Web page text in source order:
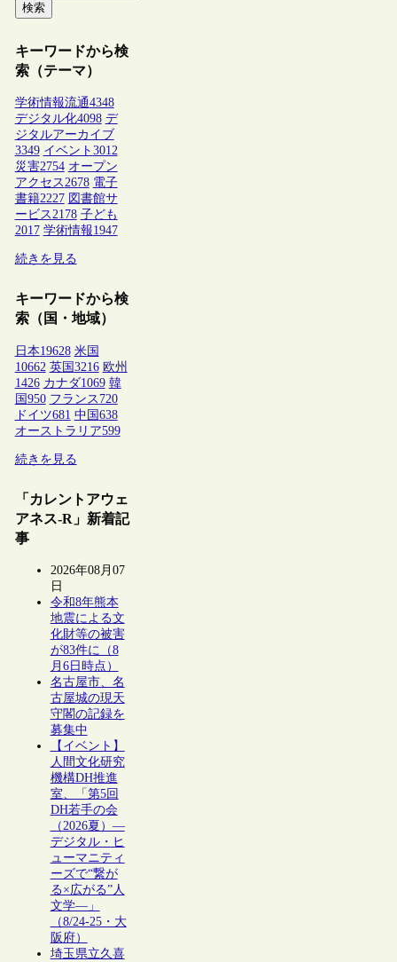
検索
キーワードから検
索（テーマ）
学術情報流通4348
デジタル化4098 デ
ジタルアーカイブ
3349 イベント 3012
災害2754 オープン
アクセス 2678 電子
書籍2227 図書館サ
ービス 2178 子ども
2017 学術情報1947
続きを見る
キーワードから検
索（国・地域）
日本19628 米国
10662 英国3216 欧州
1426 カナダ1069 韓
国950 フランス 720
ドイツ681 中国638
オーストラリア599
続きを見る
「カレントアウェ
アネス-R」新着記
事
2026年08月07
日
令和8年熊本
地震による文
化財等の被害
が83件に（8
月6日時点）
名古屋市、名
古屋城の現天
守閣の記録を
募集中
【イベント】
人間文化研究
機構DH推進
室、「第5回
DH若手の会
（2026夏）―
デジタル・ヒ
ューマニティ
ーズで“繋が
る×広がる”人
文学―」
（8/24-25・大
阪府）
埼玉県立久喜